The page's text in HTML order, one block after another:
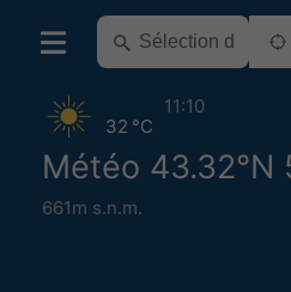
Météo 43.32°N
661m s.n.m.
32 °C
11:10